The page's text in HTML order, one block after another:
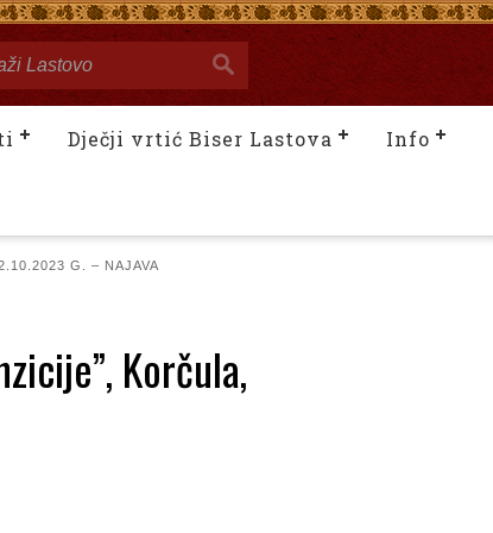
Dječji vrtić Biser Lastova Info
G. – NAJAVA
Korčula,